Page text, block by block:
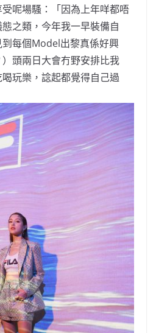
呢場騷：「因為上年咩都唔
之類，今年我一早裝備自
每個Model出黎真係好興
頭兩日大會冇野安排比我
玩樂，諗起都覺得自己過